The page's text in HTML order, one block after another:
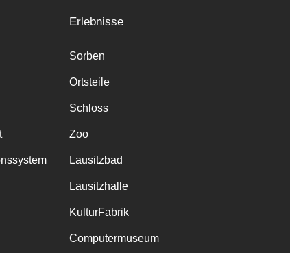
Erlebnisse
Sorben
Ortsteile
Schloss
Zoo
Lausitzbad
Lausitzhalle
KulturFabrik
Computermuseum